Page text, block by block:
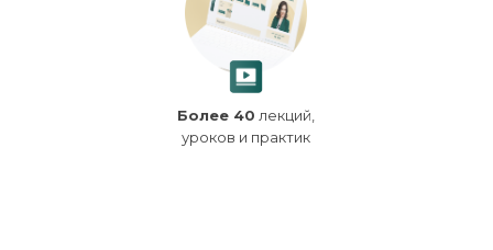
Более 40 лекций,
уроков и практик